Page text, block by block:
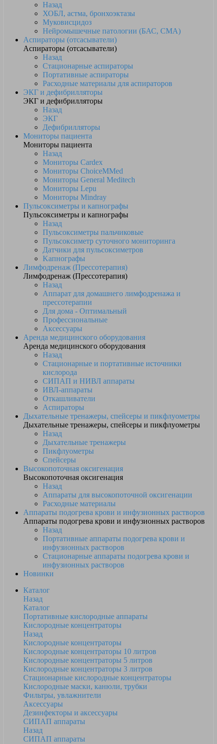
Назад
ХОБЛ, астма, бронхоэктазы
Муковисцидоз
Нейромышечные патологии (БАС, СМА)
Аспираторы (отсасыватели)
Аспираторы (отсасыватели)
Назад
Стационарные аспираторы
Портативные аспираторы
Расходные материалы для аспираторов
ЭКГ и дефибрилляторы
ЭКГ и дефибрилляторы
Назад
ЭКГ
Дефибрилляторы
Мониторы пациента
Мониторы пациента
Назад
Мониторы Cardex
Мониторы ChoiceMMed
Мониторы General Meditech
Мониторы Lepu
Мониторы Mindray
Пульсоксиметры и капнографы
Пульсоксиметры и капнографы
Назад
Пульсоксиметры пальчиковые
Пульсоксиметр суточного мониторинга
Датчики для пульсоксиметров
Kапнографы
Лимфодренаж (Прессотерапия)
Лимфодренаж (Прессотерапия)
Назад
Аппарат для домашнего лимфодренажа и
прессотерапии
Для дома - Оптимальный
Профессиональные
Аксессуары
Аренда медицинского оборудования
Аренда медицинского оборудования
Назад
Стационарные и портативные источники
кислорода
СИПАП и НИВЛ аппараты
ИВЛ-аппараты
Откашливатели
Аспираторы
Дыхательные тренажеры, спейсеры и пикфлуометры
Дыхательные тренажеры, спейсеры и пикфлуометры
Назад
Дыхательные тренажеры
Пикфлуометры
Спейсеры
Высокопоточная оксигенация
Высокопоточная оксигенация
Назад
Аппараты для высокопоточной оксигенации
Расходные материалы
Аппараты подогрева крови и инфузионных растворов
Аппараты подогрева крови и инфузионных растворов
Назад
Портативные аппараты подогрева крови и
инфузионных растворов
Стационарные аппараты подогрева крови и
инфузионных растворов
Новинки
Каталог
Назад
Каталог
Портативные кислородные аппараты
Кислородные концентраторы
Назад
Кислородные концентраторы
Кислородные концентраторы 10 литров
Кислородные концентраторы 5 литров
Кислородные концентраторы 3 литров
Стационарные кислородные концентраторы
Кислородные маски, канюли, трубки
Фильтры, увлажнители
Аксессуары
Дезинфекторы и аксессуары
СИПАП аппараты
Назад
СИПАП аппараты